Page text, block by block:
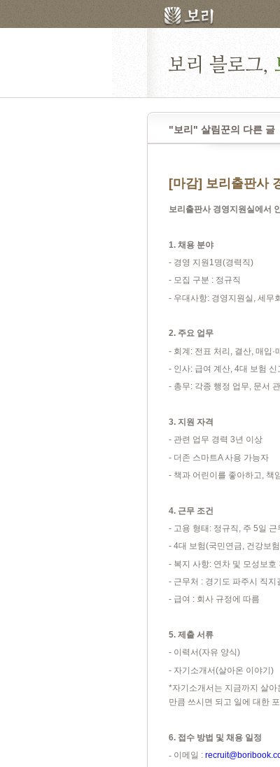
"보리" 살림꾼의 다른 글
[마감] 보리출판사
보리출판사 경영지원실에서
1. 채용 분야
- 경영 지원 1명(경력직)
- 모집 구분 : 정규직
- 우대사항: 경영지원실 세무
2. 주요 업무
- 회계: 전표 처리 결산 매입 ·
- 인사: 급여 계산, 4대 보험 신
- 총무: 각종 행정 업무, 문서
3. 지원 자격
- 관련 업무 경력 3년 이상
- 더존 스마트A 사용 가능자
- 책과 어린이를 좋아하고, 책
4. 근무 조건
- 고용 형태 : 정규직 , 주 5일 근
- 4대 보험(국민연금, 건강보험
- 복지 사항: 연차 및 모성보호
- 근무처 : 경기도 파주시 직지
- 급여 : 회사 규정에 따름
5. 제출 서류
- 이력서(자유 양식)
- 자기소개서(살아온 이야기)
*자기소개서는 지금까지 살
만큼 쓰시면 되고 일에 대한
6. 접수 방법 및 채용 일정
- 이메일 :